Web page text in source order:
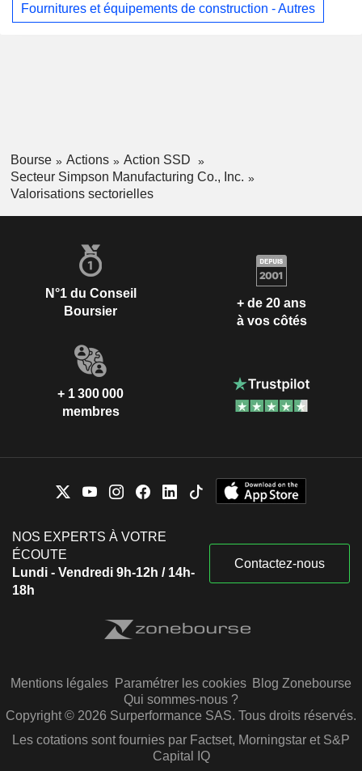
Fournitures et équipements de construction - Autres
Bourse Actions
Action SSD
Secteur Simpson Manufacturing Co., Inc.
Valorisations sectorielles
N°1 du Conseil
Boursier
+ de 20 ans
à vos côtés
+ 1 300 000
membres
NOS EXPERTS À VOTRE
ÉCOUTE
Lundi - Vendredi 9h-12h / 14h-
18h
Contactez-nous
Mentions légales Paramétrer les cookies Blog Zonebourse
Qui sommes-nous ?
Copyright © 2026 Surperformance SAS. Tous droits réservés.
Les cotations sont fournies par Factset, Morningstar et S&P
Capital IQ